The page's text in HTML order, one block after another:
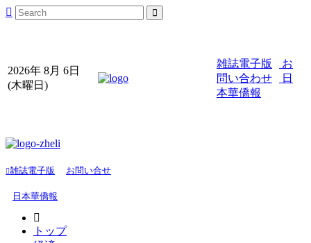
2026年 8月 6日
(木曜日)
雑誌電子版
お
問い合わせ
日
本華僑報
雑誌電子版 お問い合せ
日本華僑報
トップ